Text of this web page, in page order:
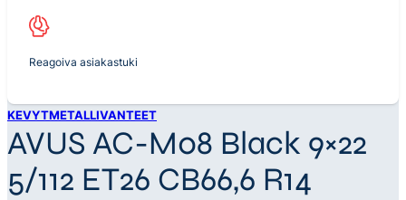
Reagoiva asiakastuki
KEVYTMETALLIVANTEET
AVUS AC-M08 Black 9×22
5/112 ET26 CB66,6 R14